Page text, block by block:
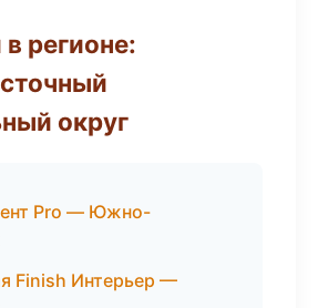
регионе:
округ
Pro — Южно-
Finish Интерьер —